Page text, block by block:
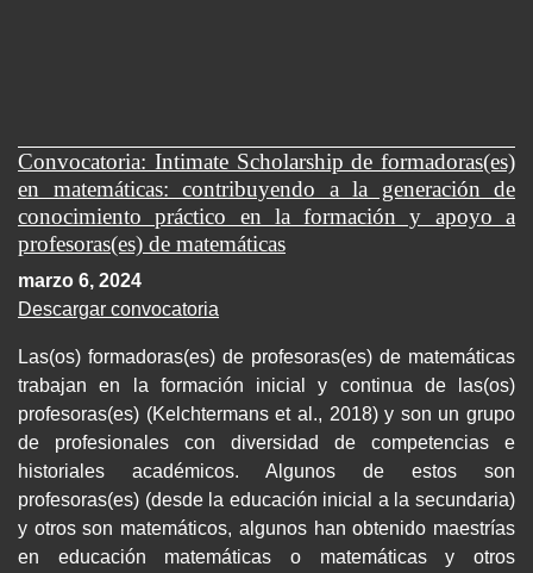
Convocatoria: Intimate Scholarship de formadoras(es)
en matemáticas: contribuyendo a la generación de
conocimiento práctico en la formación y apoyo a
profesoras(es) de matemáticas
marzo 6, 2024
Descargar convocatoria
Las(os) formadoras(es) de profesoras(es) de matemáticas
trabajan en la formación inicial y continua de las(os)
profesoras(es) (Kelchtermans et al., 2018) y son un grupo
de profesionales con diversidad de competencias e
historiales académicos. Algunos de estos son
profesoras(es) (desde la educación inicial a la secundaria)
y otros son matemáticos, algunos han obtenido maestrías
en educación matemáticas o matemáticas y otros